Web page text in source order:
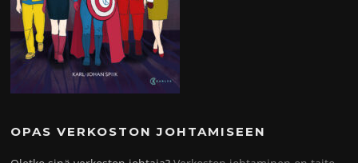
OPAS VERKOSTON JOHTAMISEEN